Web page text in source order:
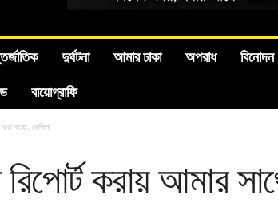
দুর্ঘটনা আমার ঢাকা অপরাধ বিনোদন
বায়োগ্রাফি
করা হচ্ছে: রোজিনা
রিপোর্ট করায় আমার